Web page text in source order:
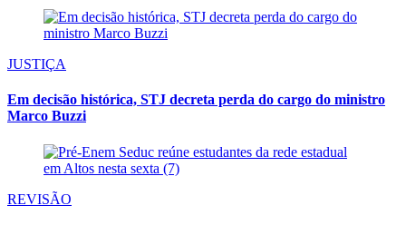
JUSTIÇA
Em decisão histórica, STJ decreta perda do cargo do ministro
Marco Buzzi
REVISÃO